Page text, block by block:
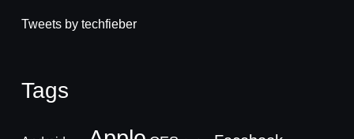
Tweets by techfieber
Tags